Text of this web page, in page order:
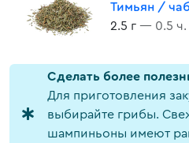
Тимьян /
2.5 г — 0.5 ч.
Cделать более
Для приготовления
выбирайте грибы.
шампиньоны имеют